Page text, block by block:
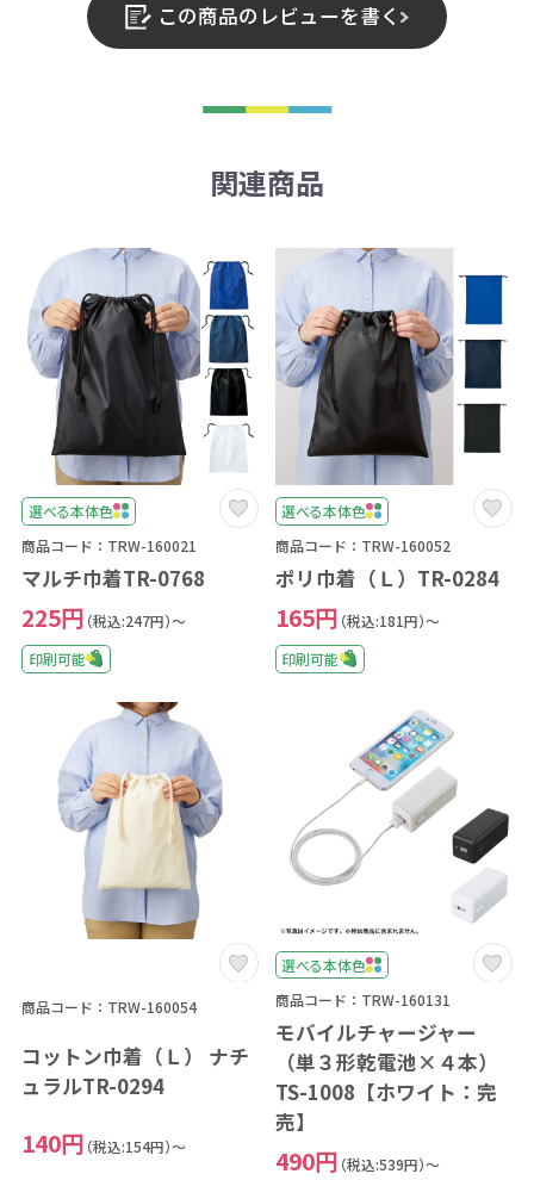
この商品のレビューを書く
関連商品
選べる本体色
商品コード：TRW-160021
マルチ巾着TR-0768
225円 （税込:247円）～
印刷可能
選べる本体色
商品コード：TRW-160052
ポリ巾着（Ｌ）TR-0284
165円 （税込:181円）～
印刷可能
商品コード：TRW-160054
コットン巾着（Ｌ） ナチ
ュラルTR-0294
140円 （税込:154円）～
選べる本体色
商品コード：TRW-160131
モバイルチャージャー
（単３形乾電池×４本）
TS-1008【ホワイト：完
売】
490円 （税込:539円）～